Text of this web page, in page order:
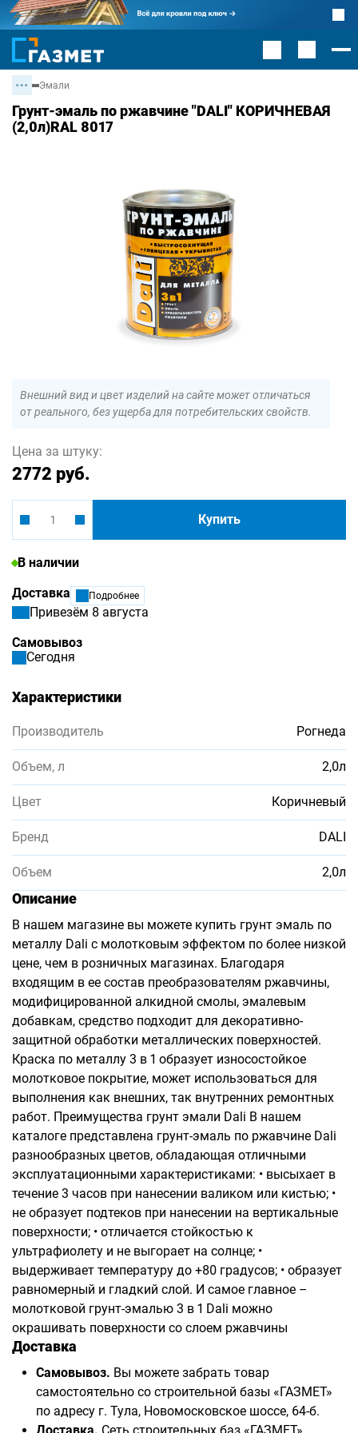
Эмали
Грунт-эмаль по ржавчине "DALI" КОРИЧНЕВАЯ
(2,0л)RAL 8017
Внешний вид и цвет изделий на сайте может отличаться
от реального, без ущерба для потребительских свойств.
Цена за штуку:
2772 руб.
Купить
В наличии
Доставка
Подробнее
Привезём 8 августа
Самовывоз
Сегодня
Характеристики
Производитель Рогнеда
Объем, л 2,0л
Цвет Коричневый
Бренд DALI
Объем 2,0л
Описание
В нашем магазине вы можете купить грунт эмаль по
металлу Dali с молотковым эффектом по более низкой
цене, чем в розничных магазинах. Благодаря
входящим в ее состав преобразователям ржавчины,
модифицированной алкидной смолы, эмалевым
добавкам, средство подходит для декоративно-
защитной обработки металлических поверхностей.
Краска по металлу 3 в 1 образует износостойкое
молотковое покрытие, может использоваться для
выполнения как внешних, так внутренних ремонтных
работ. Преимущества грунт эмали Dali В нашем
каталоге представлена грунт-эмаль по ржавчине Dali
разнообразных цветов, обладающая отличными
эксплуатационными характеристиками: • высыхает в
течение 3 часов при нанесении валиком или кистью; •
не образует подтеков при нанесении на вертикальные
поверхности; • отличается стойкостью к
ультрафиолету и не выгорает на солнце; •
выдерживает температуру до +80 градусов; • образует
равномерный и гладкий слой. И самое главное –
молотковой грунт-эмалью 3 в 1 Dali можно
окрашивать поверхности со слоем ржавчины
Доставка
Самовывоз. Вы можете забрать товар
самостоятельно со строительной базы «ГАЗМЕТ»
по адресу г. Тула, Новомосковское шоссе, 64-б.